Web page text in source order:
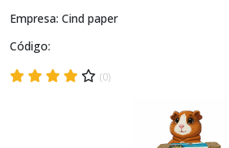
Empresa: Cind paper
Código:
(0)